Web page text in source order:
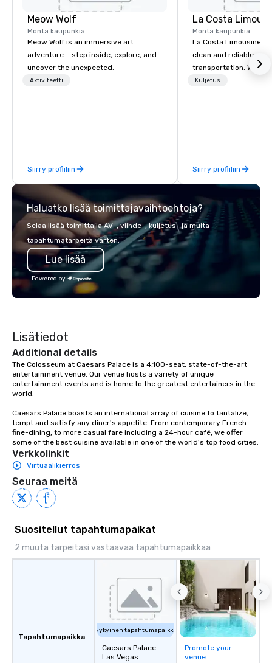
Meow Wolf
Monta kaupunkia
Meow Wolf is an immersive art
adventure – step inside, explore, and
uncover the unexpected.
Aktiviteetti
Siirry profiiliin
La Costa
Monta kaupunkia
La Costa Limousine
clean and reliable
transportation. We
with highly trained
late model luxury
highly experienced
you will know quality
with La Costa
Kuljetus
Siirry profiiliin
Haluatko lisää toimittajavaihtoehtoja?
Selaa lisää toimittajia AV-, viihde-, kuljetus- ja muita
tapahtumatarpeita varten.
Lue lisää
Powered by
Lisätiedot
Additional details
The Colosseum at Caesars Palace is a 4,100-seat, state-of-the-art
entertainment venue. Our venue hosts a variety of unique
entertainment events and is home to the greatest entertainers in the
world.
Caesars Palace boasts an international array of cuisine to tantalize,
tempt and satisfy any diner's appetite. From contemporary French
fine-dining, to more casual fare including a 24-hour café, we offer
some of the best cuisine available in one of the world’s top food cities.
Verkkolinkit
Virtuaalikierros
Seuraa meitä
Suositellut tapahtumapaikat
2 muuta tarpeitasi vastaavaa tapahtumapaikkaa
Tapahtumapaikka
Nykyinen tapahtumapaikka
Caesars Palace
Las Vegas
Promote your
venue